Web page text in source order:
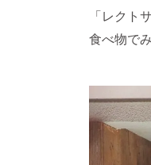
「レクト
食べ物で